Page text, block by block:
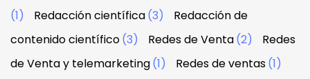
(1)
Redacción científica(3)
Redacción de
contenido científico(3) Redes de Venta(2)
Redes
de Venta y telemarketing(1) Redes de ventas(1)